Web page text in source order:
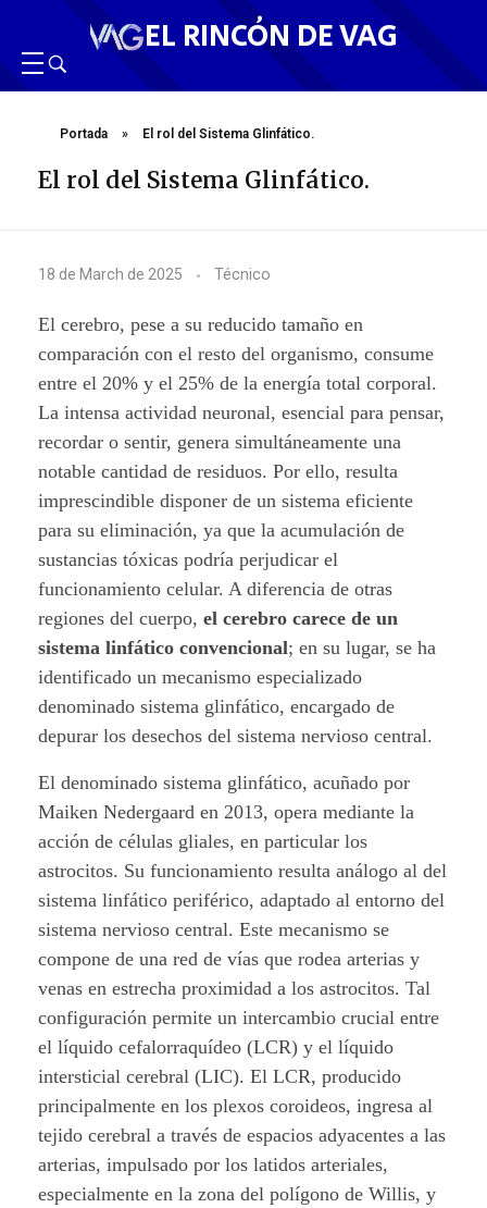
EL RINCÓN DE VAG
Portada » El rol del Sistema Glinfático.
El rol del Sistema Glinfático.
E
l
r
o
l
d
e
l
S
i
s
e
m
a
G
l
i
n
f
á
18 de March de 2025 Técnico
El cerebro, pese a su reducido tamaño en
comparación con el resto del organismo, consume
entre el 20% y el 25% de la energía total corporal.
La intensa actividad neuronal, esencial para pensar,
recordar o sentir, genera simultáneamente una
notable cantidad de residuos. Por ello, resulta
imprescindible disponer de un sistema eficiente
para su eliminación, ya que la acumulación de
sustancias tóxicas podría perjudicar el
funcionamiento celular. A diferencia de otras
regiones del cuerpo, el cerebro carece de un
sistema linfático convencional; en su lugar, se ha
identificado un mecanismo especializado
denominado sistema glinfático, encargado de
depurar los desechos del sistema nervioso central.
El denominado sistema glinfático, acuñado por
Maiken Nedergaard en 2013, opera mediante la
acción de células gliales, en particular los
astrocitos. Su funcionamiento resulta análogo al del
sistema linfático periférico, adaptado al entorno del
sistema nervioso central. Este mecanismo se
compone de una red de vías que rodea arterias y
venas en estrecha proximidad a los astrocitos. Tal
configuración permite un intercambio crucial entre
el líquido cefalorraquídeo (LCR) y el líquido
intersticial cerebral (LIC). El LCR, producido
principalmente en los plexos coroideos, ingresa al
tejido cerebral a través de espacios adyacentes a las
arterias, impulsado por los latidos arteriales,
especialmente en la zona del polígono de Willis, y